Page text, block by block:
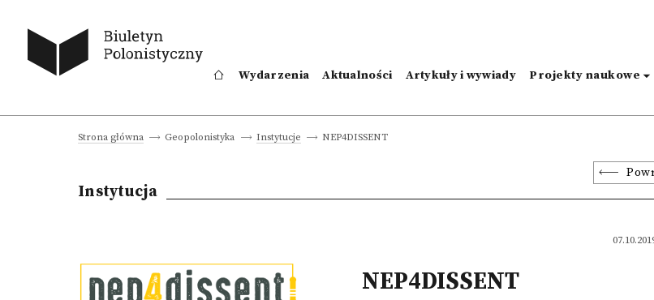
Wydarzenia Aktualności Artykuły i wywiady Projekty naukowe
Strona główna Geopolonistyka Instytucje NEP4DISSENT
Instytucja
NEP4DISSENT